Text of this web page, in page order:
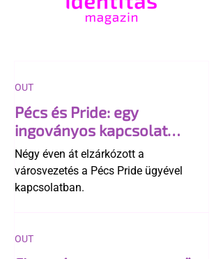
Pécs és Pride: egy
ingoványos kapcsolat
története
Négy éven át elzárkózott a
városvezetés a Pécs Pride ügyével
kapcsolatban.
OUT
OUT